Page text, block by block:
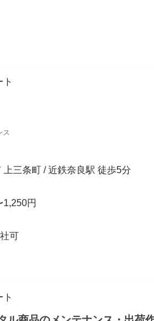
ス
上三条町 / 近鉄奈良駅 徒歩5分
1,250円
可